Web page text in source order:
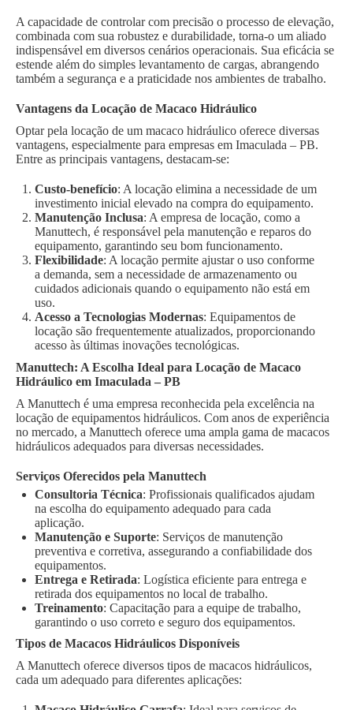
A capacidade de controlar com precisão o processo de elevação,
combinada com sua robustez e durabilidade, torna-o um aliado
indispensável em diversos cenários operacionais. Sua eficácia se
estende além do simples levantamento de cargas, abrangendo
também a segurança e a praticidade nos ambientes de trabalho.
Vantagens da Locação de Macaco Hidráulico
Optar pela locação de um macaco hidráulico oferece diversas
vantagens, especialmente para empresas em Imaculada – PB.
Entre as principais vantagens, destacam-se:
Custo-benefício: A locação elimina a necessidade de um
investimento inicial elevado na compra do equipamento.
Manutenção Inclusa: A empresa de locação, como a
Manuttech, é responsável pela manutenção e reparos do
equipamento, garantindo seu bom funcionamento.
Flexibilidade: A locação permite ajustar o uso conforme
a demanda, sem a necessidade de armazenamento ou
cuidados adicionais quando o equipamento não está em
uso.
Acesso a Tecnologias Modernas: Equipamentos de
locação são frequentemente atualizados, proporcionando
acesso às últimas inovações tecnológicas.
Manuttech: A Escolha Ideal para Locação de Macaco
Hidráulico em Imaculada – PB
A Manuttech é uma empresa reconhecida pela excelência na
locação de equipamentos hidráulicos. Com anos de experiência
no mercado, a Manuttech oferece uma ampla gama de macacos
hidráulicos adequados para diversas necessidades.
Serviços Oferecidos pela Manuttech
Consultoria Técnica: Profissionais qualificados ajudam
na escolha do equipamento adequado para cada
aplicação.
Manutenção e Suporte: Serviços de manutenção
preventiva e corretiva, assegurando a confiabilidade dos
equipamentos.
Entrega e Retirada: Logística eficiente para entrega e
retirada dos equipamentos no local de trabalho.
Treinamento: Capacitação para a equipe de trabalho,
garantindo o uso correto e seguro dos equipamentos.
Tipos de Macacos Hidráulicos Disponíveis
A Manuttech oferece diversos tipos de macacos hidráulicos,
cada um adequado para diferentes aplicações: